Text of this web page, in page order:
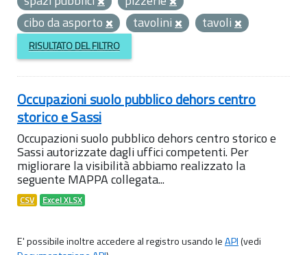
cibo da asporto
tavolini tavoli
RISULTATO DEL FILTRO
Occupazioni suolo pubblico dehors centro
storico e Sassi
Occupazioni suolo pubblico dehors centro storico e
Sassi autorizzate dagli uffici competenti. Per
migliorare la visibilità abbiamo realizzato la
seguente MAPPA collegata...
CSV Excel XLSX
E' possibile inoltre accedere al registro usando leAPI(vedi